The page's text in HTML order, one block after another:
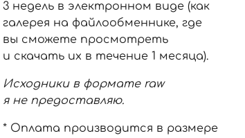
3 недель в электронном виде (как
галерея на файлообменнике, где
вы сможете просмотреть
и скачать их в течение 1 месяца).
Исходники в формате raw
я не предоставляю.
* Оплата производится в размере